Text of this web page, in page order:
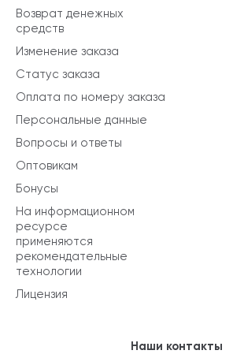
Возврат денежных
средств
Изменение заказа
Статус заказа
Оплата по номеру заказа
Персональные данные
Вопросы и ответы
Оптовикам
Бонусы
На информационном
ресурсе
применяются
рекомендательные
технологии
Лицензия
Наши контакты